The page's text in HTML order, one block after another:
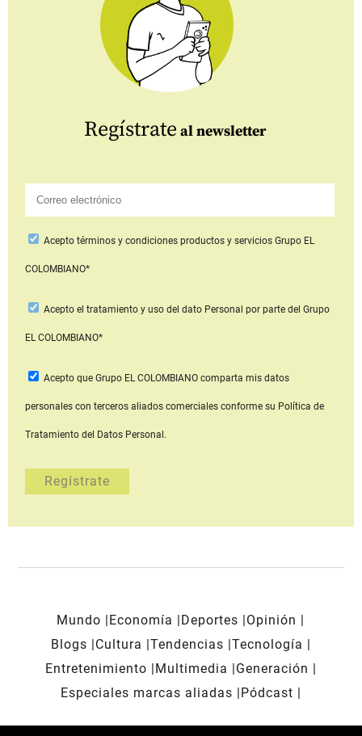
Regístrate al newsletter
Aceptotérminos y condiciones productos y serviciosGrupo EL
COLOMBIANO*
Acepto el tratamiento y uso del dato Personal por parte del Grupo
EL COLOMBIANO*
Acepto que Grupo EL COLOMBIANOcomparta mis datos
personales con terceros aliados comerciales conforme su Política de
Tratamiento del Datos Personal.
Mundo Economía Deportes
Opinión
Blogs
Cultura Tendencias Tecnología
Entretenimiento
Multimedia
Generación
Especiales marcas aliadas
Pódcast